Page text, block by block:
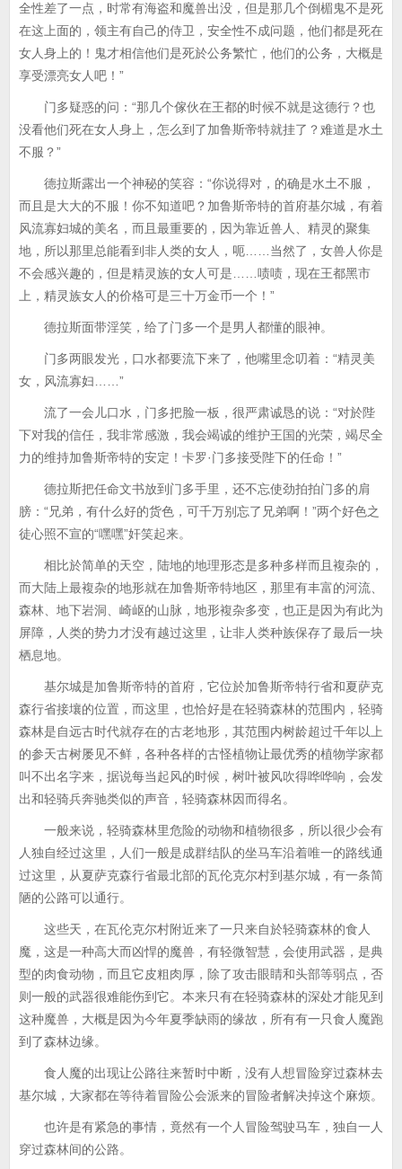
全性差了一点，时常有海盗和魔兽出没，但是那几个倒楣鬼不是死
在这上面的，领主有自己的侍卫，安全性不成问题，他们都是死在
女人身上的！鬼才相信他们是死於公务繁忙，他们的公务，大概是
享受漂亮女人吧！”
门多疑惑的问：“那几个傢伙在王都的时候不就是这德行？也
没看他们死在女人身上，怎么到了加鲁斯帝特就挂了？难道是水土
不服？”
德拉斯露出一个神秘的笑容：“你说得对，的确是水土不服，
而且是大大的不服！你不知道吧？加鲁斯帝特的首府基尔城，有着
风流寡妇城的美名，而且最重要的，因为靠近兽人、精灵的聚集
地，所以那里总能看到非人类的女人，呃……当然了，女兽人你是
不会感兴趣的，但是精灵族的女人可是……啧啧，现在王都黑市
上，精灵族女人的价格可是三十万金币一个！”
德拉斯面带淫笑，给了门多一个是男人都懂的眼神。
门多两眼发光，口水都要流下来了，他嘴里念叨着：“精灵美
女，风流寡妇……”
流了一会儿口水，门多把脸一板，很严肃诚恳的说：“对於陛
下对我的信任，我非常感激，我会竭诚的维护王国的光荣，竭尽全
力的维持加鲁斯帝特的安定！卡罗·门多接受陛下的任命！”
德拉斯把任命文书放到门多手里，还不忘使劲拍拍门多的肩
膀：“兄弟，有什么好的货色，可千万别忘了兄弟啊！”两个好色之
徒心照不宣的“嘿嘿”奸笑起来。
相比於简单的天空，陆地的地理形态是多种多样而且複杂的，
而大陆上最複杂的地形就在加鲁斯帝特地区，那里有丰富的河流、
森林、地下岩洞、崎岖的山脉，地形複杂多变，也正是因为有此为
屏障，人类的势力才没有越过这里，让非人类种族保存了最后一块
栖息地。
基尔城是加鲁斯帝特的首府，它位於加鲁斯帝特行省和夏萨克
森行省接壤的位置，而这里，也恰好是在轻骑森林的范围内，轻骑
森林是自远古时代就存在的古老地形，其范围内树龄超过千年以上
的参天古树屡见不鲜，各种各样的古怪植物让最优秀的植物学家都
叫不出名字来，据说每当起风的时候，树叶被风吹得哗哗响，会发
出和轻骑兵奔驰类似的声音，轻骑森林因而得名。
一般来说，轻骑森林里危险的动物和植物很多，所以很少会有
人独自经过这里，人们一般是成群结队的坐马车沿着唯一的路线通
过这里，从夏萨克森行省最北部的瓦伦克尔村到基尔城，有一条简
陋的公路可以通行。
这些天，在瓦伦克尔村附近来了一只来自於轻骑森林的食人
魔，这是一种高大而凶悍的魔兽，有轻微智慧，会使用武器，是典
型的肉食动物，而且它皮粗肉厚，除了攻击眼睛和头部等弱点，否
则一般的武器很难能伤到它。本来只有在轻骑森林的深处才能见到
这种魔兽，大概是因为今年夏季缺雨的缘故，所有有一只食人魔跑
到了森林边缘。
食人魔的出现让公路往来暂时中断，没有人想冒险穿过森林去
基尔城，大家都在等待着冒险公会派来的冒险者解决掉这个麻烦。
也许是有紧急的事情，竟然有一个人冒险驾驶马车，独自一人
穿过森林间的公路。